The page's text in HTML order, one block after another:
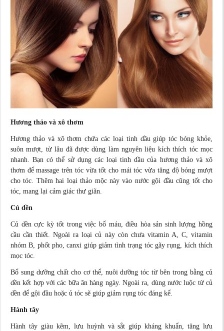
Hương thảo và xô thơm
Hương thảo và xô thơm chứa các loại tinh dầu giúp tóc bóng khỏe,
suôn mượt, từ lâu đã được dùng làm nguyên liệu kích thích tóc mọc
nhanh. Bạn có thể sử dụng các loại tinh dầu của hương thảo và xô
thơm để massage trên tóc vừa tốt cho mái tóc vừa tăng độ bóng mượt
cho tóc. Thêm hai loại thảo mộc này vào nước gội đầu cũng tốt cho
tóc, mang lại cảm giác thư giãn.
Củ dền
Củ dền cực kỳ tốt trong việc bổ máu,điều hòasản sinh lượng hồng
cầu cần thiết. Ngoài ra loại củ này còn chưa vitamin A, C, vitamin
nhóm B, phốt pho, canxi giúp giảm tình trạng tóc gãy rụng, kích thích
mọc tóc.
Bổ sung dưỡng chất cho cơ thể, nuôi dưỡng tóc từ bên trong bằng củ
dền kết hợp với các bữa ăn hàng ngày. Ngoài ra, dùng nước luộc từ củ
dền để gội đầu hoặc ủ tóc sẽ giúp giảm rụng tóc đáng kể.
Hành tây
Hành tây giàu kẽm, lưu huỳnh và sắt giúp kháng khuẩn, tăng lưu